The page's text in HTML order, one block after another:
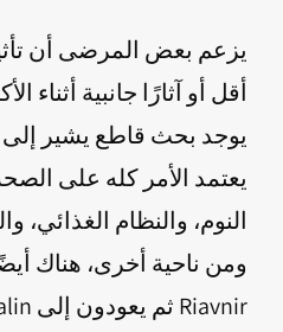
يزعم بعض المرضى أن
أقل أو آثارًا جانبية أثناء
يوجد بحث قاطع يشير
يعتمد الأمر كله على
النوم، والنظام الغذائي،
ومن ناحية أخرى، هناك